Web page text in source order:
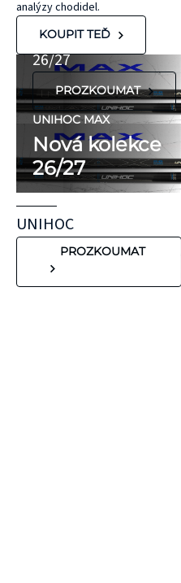
analýzy chodidel.
KOUPIT TEĎ
MAX
Nová kolekce
26/27
PROZKOUMAT
UNIHOC MAX
Nová kolekce
26/27
UNIHOC
PROZKOUMAT